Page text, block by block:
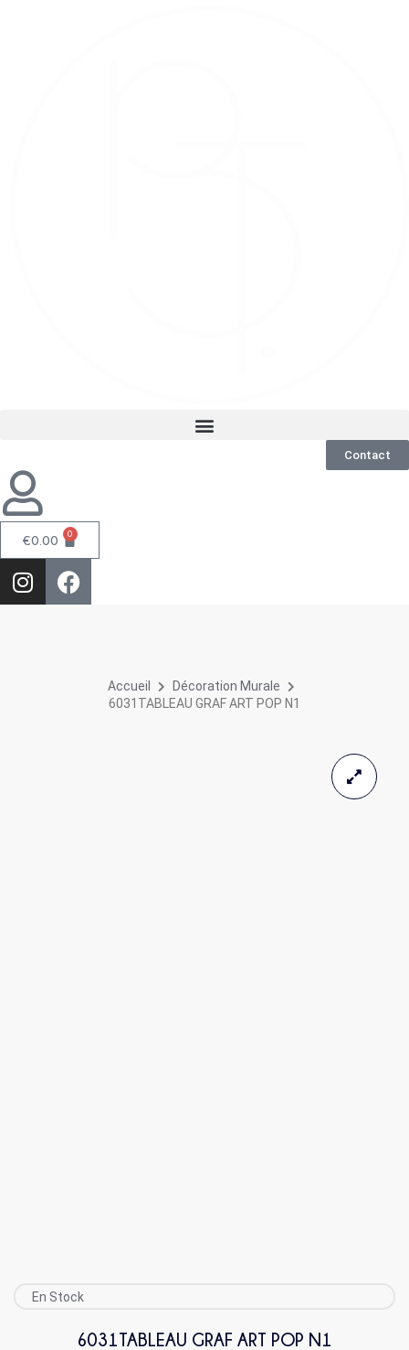
Contact
€0.00 0
Accueil
Décoration Murale
6031TABLEAU GRAF ART POP N1
En Stock
6031TABLEAU GRAF ART POP N1